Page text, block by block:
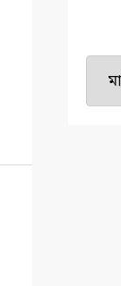
টাইম
মেশিন